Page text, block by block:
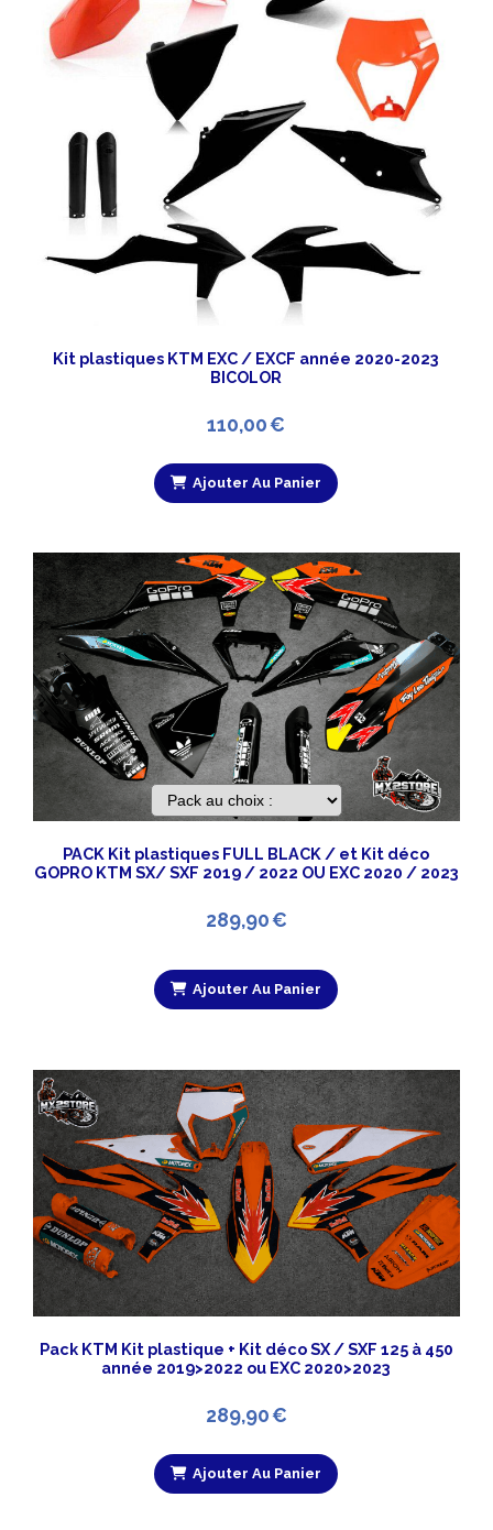
Kit plastiques KTM EXC / EXCF année 2020-2023
BICOLOR
110,00€
Ajouter Au Panier
PACK Kit plastiques FULL BLACK / et Kit déco
GOPRO KTM SX/ SXF 2019 / 2022 OU EXC 2020 / 2023
289,90€
Ajouter Au Panier
Pack KTM Kit plastique + Kit déco SX / SXF 125 à 450
année 2019>2022 ou EXC 2020>2023
289,90€
Ajouter Au Panier